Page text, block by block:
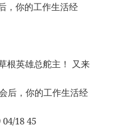
，你的工作生活经
根英雄总舵主！ 又来
后，你的工作生活经
18 45